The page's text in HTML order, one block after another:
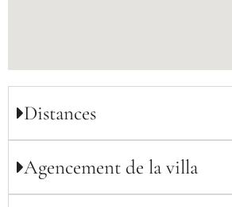
Distances
Agencement de la villa